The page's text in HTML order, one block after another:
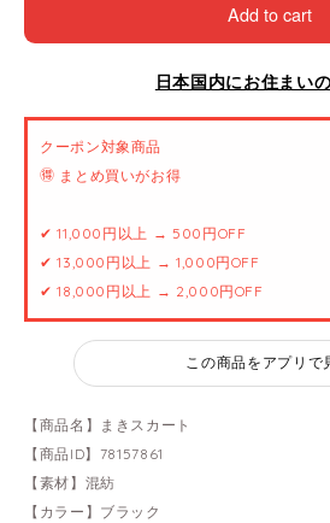
Add to cart
日本国内にお住まい
クーポン対象商品
🉐 まとめ買いがお得
✔ 11,000円以上 → 500円OFF
✔ 13,000円以上 → 1,000円OFF
✔ 18,000円以上 → 2,000円OFF
この商品をアプリで
【商品名】まきスカート
【商品ID】78157861
【素材】混紡
【カラー】ブラック